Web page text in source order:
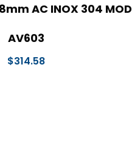
AC INOX 304 MOD
AV603
$314.58